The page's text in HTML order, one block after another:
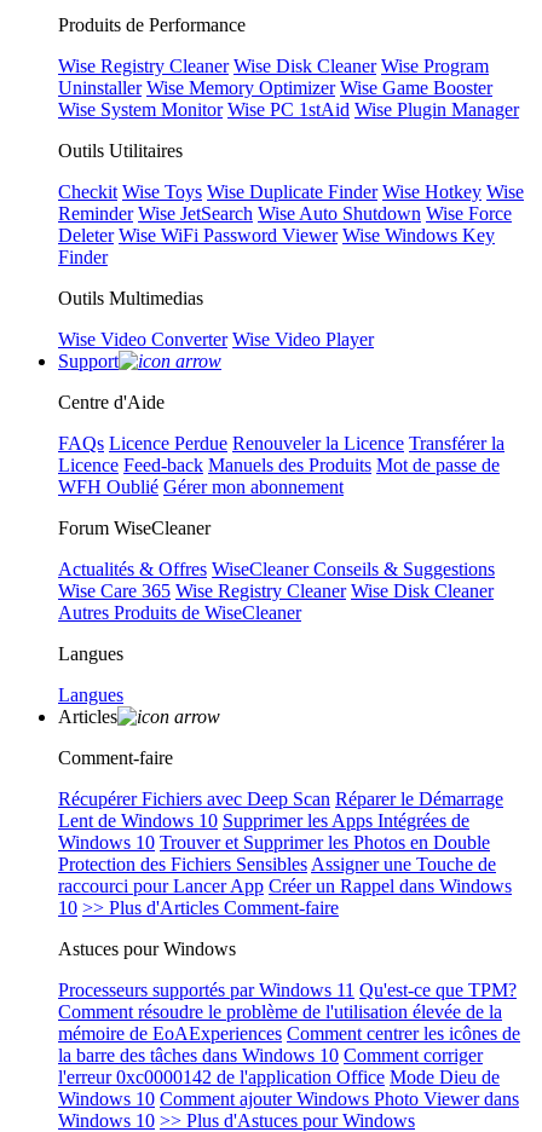
Produits de Performance
Wise Registry Cleaner Wise Disk Cleaner Wise Program
Uninstaller Wise Memory Optimizer Wise Game Booster
Wise System Monitor Wise PC 1stAid Wise Plugin Manager
Outils Utilitaires
Checkit Wise Toys Wise Duplicate Finder Wise Hotkey Wise
Reminder Wise JetSearch Wise Auto Shutdown Wise Force
Deleter Wise WiFi Password Viewer Wise Windows Key
Finder
Outils Multimedias
Wise Video Converter Wise Video Player
Support
Centre d'Aide
FAQs Licence Perdue Renouveler la Licence Transférer la
Licence Feed-back Manuels des Produits Mot de passe de
WFH Oublié Gérer mon abonnement
Forum WiseCleaner
Actualités & Offres WiseCleaner Conseils & Suggestions
Wise Care 365 Wise Registry Cleaner Wise Disk Cleaner
Autres Produits de WiseCleaner
Langues
Langues
Articles
Comment-faire
Récupérer Fichiers avec Deep Scan Réparer le Démarrage
Lent de Windows 10 Supprimer les Apps Intégrées de
Windows 10 Trouver et Supprimer les Photos en Double
Protection des Fichiers Sensibles Assigner une Touche de
raccourci pour Lancer App Créer un Rappel dans Windows
10 >> Plus d'Articles Comment-faire
Astuces pour Windows
Processeurs supportés par Windows 11 Qu'est-ce que TPM?
Comment résoudre le problème de l'utilisation élevée de la
mémoire de EoAExperiences Comment centrer les icônes de
la barre des tâches dans Windows 10 Comment corriger
l'erreur 0xc0000142 de l'application Office Mode Dieu de
Windows 10 Comment ajouter Windows Photo Viewer dans
Windows 10 >> Plus d'Astuces pour Windows